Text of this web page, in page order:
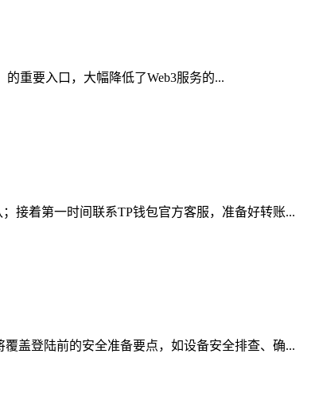
重要入口，大幅降低了Web3服务的...
接着第一时间联系TP钱包官方客服，准备好转账...
盖登陆前的安全准备要点，如设备安全排查、确...